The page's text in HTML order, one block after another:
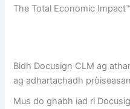
The Total Economic
Bidh Docusign CLM ag
ag adhartachadh
Mus do ghabh iad ri